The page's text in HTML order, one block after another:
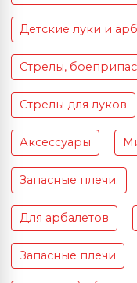
Детские луки и
Стрелы,
Стрелы для луков
Аксессуары
Запасные плечи.
Для арбалетов
Запасные плечи